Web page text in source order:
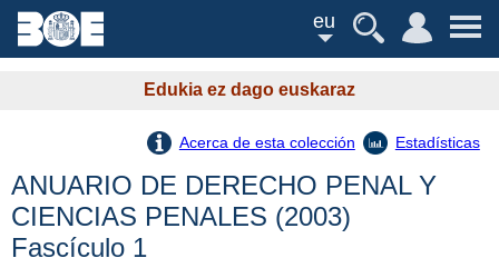
eu
Edukia ez dago euskaraz
Acerca de esta colección Estadísticas
ANUARIO DE DERECHO PENAL Y
CIENCIAS PENALES (2003)
Fascículo 1